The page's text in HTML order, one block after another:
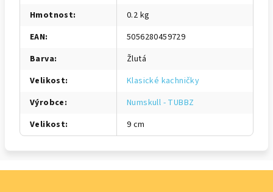
Hmotnost:
0.2 kg
EAN:
5056280459729
Barva:
Žlutá
Velikost:
Klasické kachničky
Výrobce:
Numskull - TUBBZ
Velikost: 9 cm